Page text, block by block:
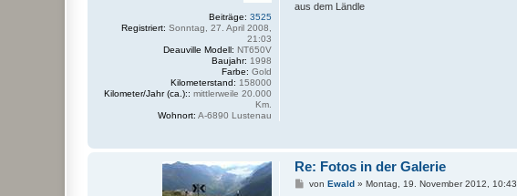
Beiträge: 3525
Registriert: Sonntag, 27. April 2008,
21:03
Deauville Modell: NT650V
Baujahr: 1998
Farbe: Gold
Kilometerstand: 158000
Kilometer/Jahr (ca.):: mittlerweile 20.000
Km.
Wohnort: A-6890 Lustenau
aus dem Ländle
Re: Fotos in der Galerie
Bvon Ewald » Montag, 19. November 2012, 10:43